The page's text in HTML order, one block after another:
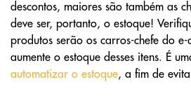
descontos, maiores são também as
deve ser, portanto, o estoque!
produtos serão os carros-chefe do
aumente o estoque desses itens. É
automatizar o estoque, a fim de